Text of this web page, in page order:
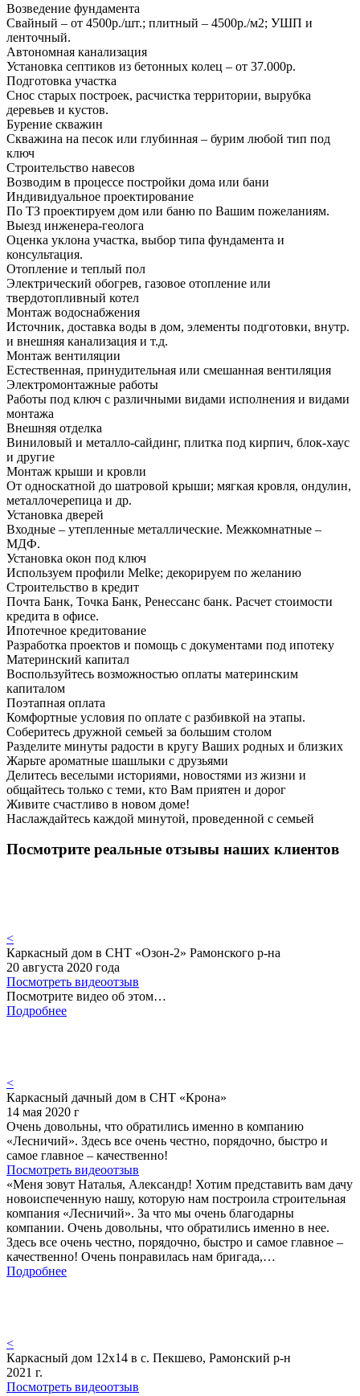
Возведение фундамента
Свайный – от 4500р./шт.; плитный – 4500р./м2; УШП и
ленточный.
Автономная канализация
Установка септиков из бетонных колец – от 37.000р.
Подготовка участка
Снос старых построек, расчистка территории, вырубка
деревьев и кустов.
Бурение скважин
Скважина на песок или глубинная – бурим любой тип под
ключ
Строительство навесов
Возводим в процессе постройки дома или бани
Индивидуальное проектирование
По ТЗ проектируем дом или баню по Вашим пожеланиям.
Выезд инженера-геолога
Оценка уклона участка, выбор типа фундамента и
консультация.
Отопление и теплый пол
Электрический обогрев, газовое отопление или
твердотопливный котел
Монтаж водоснабжения
Источник, доставка воды в дом, элементы подготовки, внутр.
и внешняя канализация и т.д.
Монтаж вентиляции
Естественная, принудительная или смешанная вентиляция
Электромонтажные работы
Работы под ключ с различными видами исполнения и видами
монтажа
Внешняя отделка
Виниловый и металло-сайдинг, плитка под кирпич, блок-хаус
и другие
Монтаж крыши и кровли
От односкатной до шатровой крыши; мягкая кровля, ондулин,
металлочерепица и др.
Установка дверей
Входные – утепленные металлические. Межкомнатные –
МДФ.
Установка окон под ключ
Используем профили Melke; декорируем по желанию
Строительство в кредит
Почта Банк, Точка Банк, Ренессанс банк. Расчет стоимости
кредита в офисе.
Ипотечное кредитование
Разработка проектов и помощь с документами под ипотеку
Материнский капитал
Воспользуйтесь возможностью оплаты материнским
капиталом
Поэтапная оплата
Комфортные условия по оплате с разбивкой на этапы.
Соберитесь дружной семьей за большим столом
Разделите минуты радости в кругу Ваших родных и близких
Жарьте ароматные шашлыки с друзьями
Делитесь веселыми историями, новостями из жизни и
общайтесь только с теми, кто Вам приятен и дорог
Живите счастливо в новом доме!
Наслаждайтесь каждой минутой, проведенной с семьей
Посмотрите реальные отзывы наших клиентов
<
Каркасный дом в СНТ «Озон-2» Рамонского р-на
20 августа 2020 года
Посмотреть видеоотзыв
Посмотрите видео об этом…
Подробнее
<
Каркасный дачный дом в СНТ «Крона»
14 мая 2020 г
Очень довольны, что обратились именно в компанию
«Лесничий». Здесь все очень честно, порядочно, быстро и
самое главное – качественно!
Посмотреть видеоотзыв
«Меня зовут Наталья, Александр! Хотим представить вам дачу
новоиспеченную нашу, которую нам построила строительная
компания «Лесничий». За что мы очень благодарны
компании. Очень довольны, что обратились именно в нее.
Здесь все очень честно, порядочно, быстро и самое главное –
качественно! Очень понравилась нам бригада,…
Подробнее
<
Каркасный дом 12х14 в с. Пекшево, Рамонский р-н
2021 г.
Посмотреть видеоотзыв